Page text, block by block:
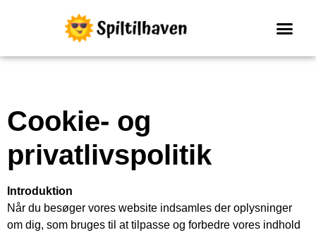
Cookie- og
privatlivspolitik
Introduktion
Når du besøger vores website indsamles der oplysninger
om dig, som bruges til at tilpasse og forbedre vores indhold